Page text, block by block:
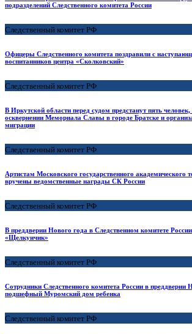
подразделений Следственного комитета России
Следственный комитет РФ
Офицеры Следственного комитета поздравили с
воспитанников центра «Сколковский»
Следственный комитет РФ
В Иркутской области перед судом предстанут пять
осквернении Мемориала Славы в городе Братске и
миграции
Следственный комитет РФ
Артистам Московского государственного академического
вручены ведомственные награды СК России
Следственный комитет РФ
В преддверии Нового года в Следственном комитете России
«Щелкунчик»
Следственный комитет РФ
Сотрудники Следственного комитета России в преддверии
подшефный Муромский дом ребенка
Следственный комитет РФ